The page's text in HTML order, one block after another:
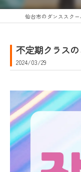
不定期クラス
2024/03/29